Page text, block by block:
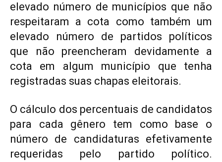
elevado número de municípios que não
respeitaram a cota como também um
elevado número de partidos políticos
que não preencheram devidamente a
cota em algum município que tenha
registradas suas chapas eleitorais.
O cálculo dos percentuais de candidatos
para cada gênero tem como base o
número de candidaturas efetivamente
requeridas pelo partido político.